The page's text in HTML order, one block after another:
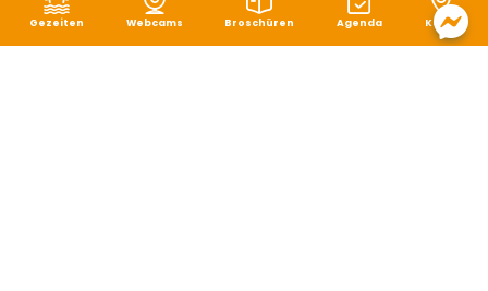
Gezeiten Webcams Broschüren Agenda Karte